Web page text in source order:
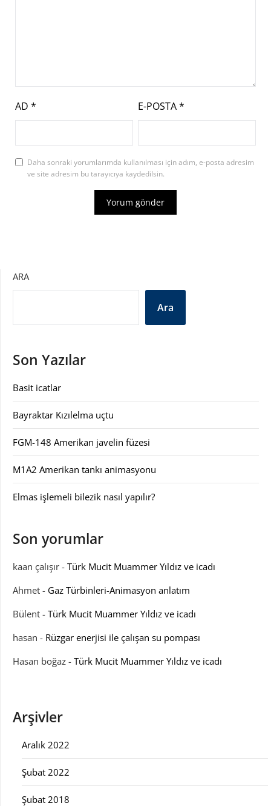
AD * E-POSTA*
Daha sonraki yorumlarımda kullanılması için adım, e-posta adresim
ve site adresim bu tarayıcıya kaydedilsin.
ARA
Ara
Son Yazılar
Basit icatlar
Bayraktar Kızılelma uçtu
FGM-148 Amerikan javelin füzesi
M1A2 Amerikan tankı animasyonu
Elmas işlemeli bilezik nasıl yapılır?
Son yorumlar
kaan çalışır - Türk Mucit Muammer Yıldız ve icadı
Ahmet - Gaz Türbinleri-Animasyon anlatım
Bülent - Türk Mucit Muammer Yıldız ve icadı
hasan - Rüzgar enerjisi ile çalışan su pompası
Hasan boğaz - Türk Mucit Muammer Yıldız ve icadı
Arşivler
Aralık 2022
Şubat 2022
Şubat 2018